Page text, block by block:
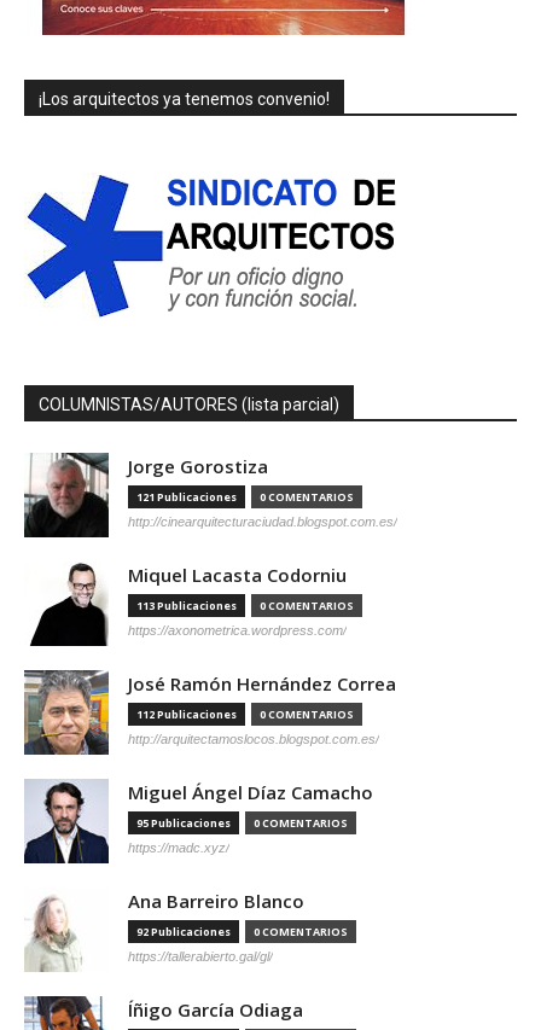
¡Los arquitectos ya tenemos convenio!
COLUMNISTAS/AUTORES (lista parcial)
Jorge Gorostiza
121 Publicaciones 0 COMENTARIOS
http://cinearquitecturaciudad.blogspot.com.es/
Miquel Lacasta Codorniu
113 Publicaciones 0 COMENTARIOS
https://axonometrica.wordpress.com/
José Ramón Hernández Correa
112 Publicaciones 0 COMENTARIOS
http://arquitectamoslocos.blogspot.com.es/
Miguel Ángel Díaz Camacho
95 Publicaciones 0 COMENTARIOS
https://madc.xyz/
Ana Barreiro Blanco
92 Publicaciones 0 COMENTARIOS
https://tallerabierto.gal/gl/
Íñigo García Odiaga